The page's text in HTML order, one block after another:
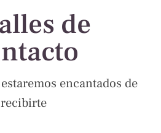
de
encantados de
recibirte